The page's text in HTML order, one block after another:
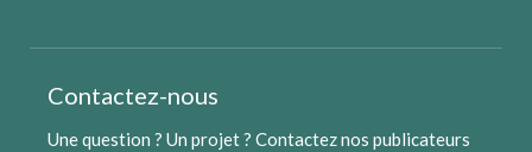
Contactez-nous
Une question ? Un projet ? Contactez nos publicateurs